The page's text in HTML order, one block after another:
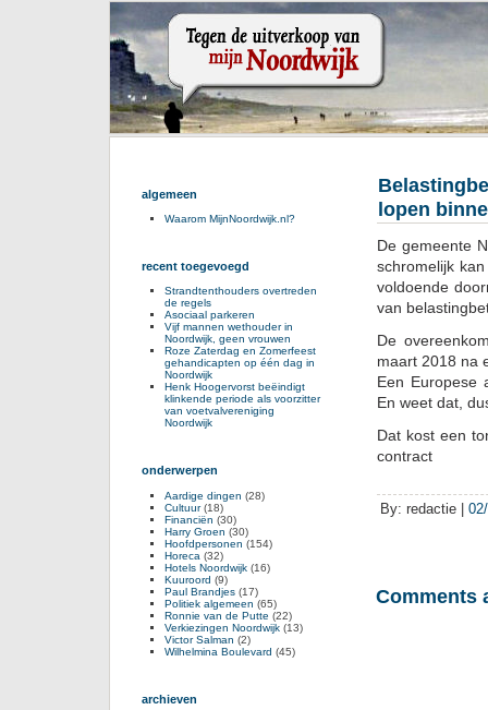
lopen
De gemeente
schromelijk
voldoende
van
De
maart 2018 na
Een Europese
En weet dat,
Dat kost een
contract
By: redactie |
Comments
algemeen
Waarom MijnNoordwijk.nl?
recent toegevoegd
Strandtenthouders overtreden
de regels
Asociaal parkeren
Vijf mannen wethouder in
Noordwijk, geen vrouwen
Roze Zaterdag en Zomerfeest
gehandicapten op één dag in
Noordwijk
Henk Hoogervorst beëindigt
klinkende periode als voorzitter
van voetvalvereniging
Noordwijk
onderwerpen
Aardige dingen (28)
Cultuur(18)
Financiën (30)
Harry Groen (30)
Hoofdpersonen (154)
Horeca (32)
Hotels Noordwijk (16)
Kuuroord (9)
Paul Brandjes (17)
Politiek algemeen (65)
Ronnie van de Putte (22)
Verkiezingen Noordwijk (13)
Victor Salman (2)
Wilhelmina Boulevard (45)
archieven